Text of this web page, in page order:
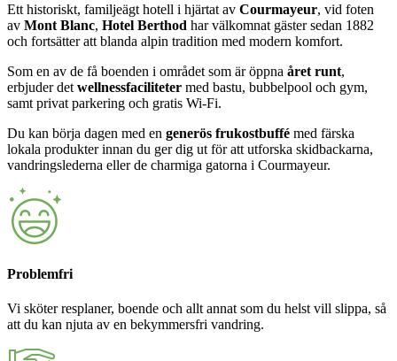
Ett historiskt, familjeägt hotell i hjärtat av Courmayeur, vid foten
av Mont Blanc, Hotel Berthod har välkomnat gäster sedan 1882
och fortsätter att blanda alpin tradition med modern komfort.
Som en av de få boenden i området som är öppna året runt,
erbjuder det wellnessfaciliteter med bastu, bubbelpool och gym,
samt privat parkering och gratis Wi-Fi.
Du kan börja dagen med en generös frukostbuffé med färska
lokala produkter innan du ger dig ut för att utforska skidbackarna,
vandringslederna eller de charmiga gatorna i Courmayeur.
Problemfri
Vi sköter resplaner, boende och allt annat som du helst vill slippa, så
att du kan njuta av en bekymmersfri vandring.